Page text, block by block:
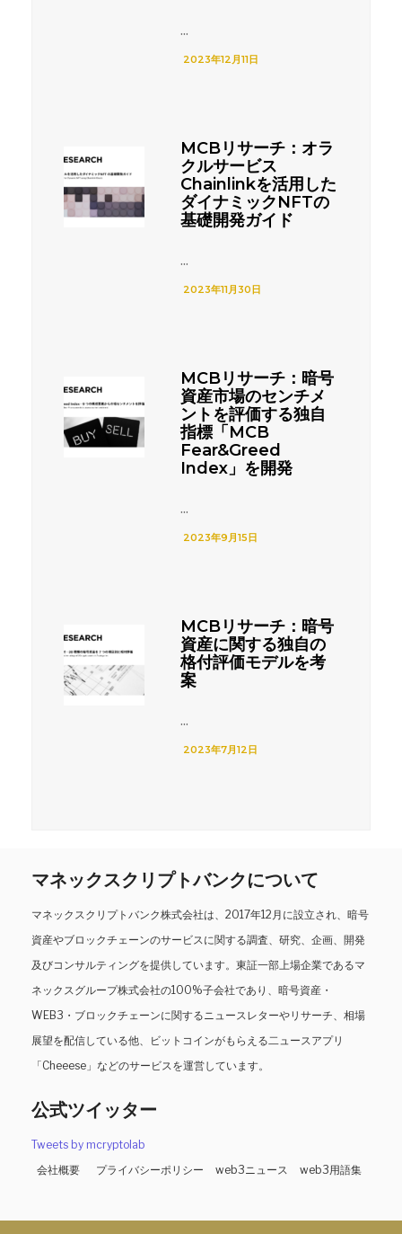
...
2023年12月11日
MCBリサーチ：オラ
クルサービス
Chainlinkを活用した
ダイナミックNFTの
基礎開発ガイド
...
2023年11月30日
MCBリサーチ：暗号
資産市場のセンチメ
ントを評価する独自
指標「MCB
Fear&Greed
Index」を開発
...
2023年9月15日
MCBリサーチ：暗号
資産に関する独自の
格付評価モデルを考
案
...
2023年7月12日
マネックスクリプトバンクについて
マネックスクリプトバンク株式会社は、2017年12月に設立され、暗号
資産やブロックチェーンのサービスに関する調査、研究、企画、開発
及びコンサルティングを提供しています。東証一部上場企業であるマ
ネックスグループ株式会社の100%子会社であり、暗号資産・
WEB3・ブロックチェーンに関するニュースレターやリサーチ、相場
展望を配信している他、ビットコインがもらえる二ュースアプリ
「Cheeese」などのサービスを運営しています。
公式ツイッター
Tweets by mcryptolab
会社概要
プライバシーポリシー web3ニュース web3用語集